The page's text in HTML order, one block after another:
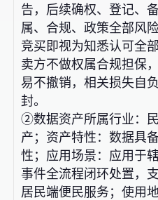
告，后续确权、登记、
属、合规、政策全部风
竞买即视为知悉认可全
卖方不做权属合规担保
易不撤销，相关损失自
封。
②数据资产所属行业：
产；资产特性：数据具
性；应用场景：应用于
事件全流程闭环处置，
居民端便民服务；使用